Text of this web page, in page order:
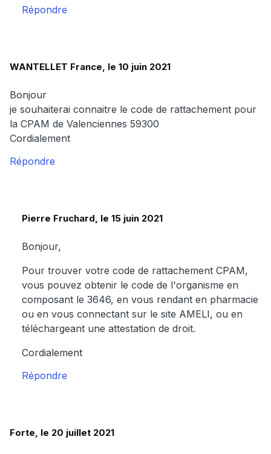
Répondre
WANTELLET France, le 10 juin 2021
Bonjour
je souhaiterai connaitre le code de rattachement pour
la CPAM de Valenciennes 59300
Cordialement
Répondre
Pierre Fruchard, le 15 juin 2021
Bonjour,
Pour trouver votre code de rattachement CPAM,
vous pouvez obtenir le code de l'organisme en
composant le 3646, en vous rendant en pharmacie
ou en vous connectant sur le site AMELI, ou en
téléchargeant une attestation de droit.
Cordialement
Répondre
Forte, le 20 juillet 2021